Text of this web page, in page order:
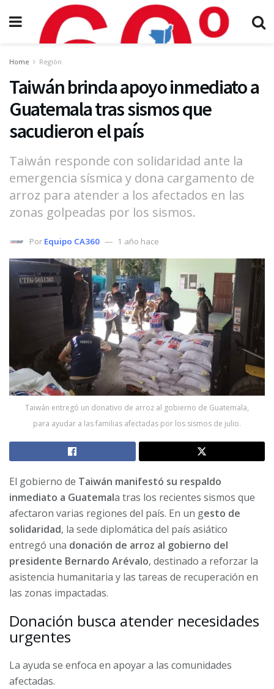
Home Región
Taiwán brinda apoyo inmediato a
Guatemala tras sismos que
sacudieron el país
Taiwán responde con solidaridad ante la
emergencia sísmica y dona cargamento de
arroz para atender a los afectados en las
zonas golpeadas por los sismos.
Por Equipo CA360 1 año hace
Taiwán entregó un donativo de arroz al gobierno de Guatemala,
para ayudar a las familias afectadas por los sismos de julio.
El gobierno de Taiwán manifestó su respaldo
inmediato a Guatemala tras los recientes sismos que
afectaron varias regiones del país. En un gesto de
solidaridad, la sede diplomática del país asiático
entregó una donación de arroz al gobierno del
presidente Bernardo Arévalo, destinado a reforzar la
asistencia humanitaria y las tareas de recuperación en
las zonas impactadas.
Donación busca atender necesidades
urgentes
La ayuda se enfoca en apoyar a las comunidades
afectadas.